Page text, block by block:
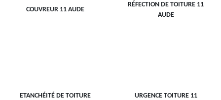
COUVREUR 11 AUDE
RÉFECTION DE TOITURE 11
AUDE
ETANCHÉITÉ DE TOITURE
URGENCE TOITURE 11